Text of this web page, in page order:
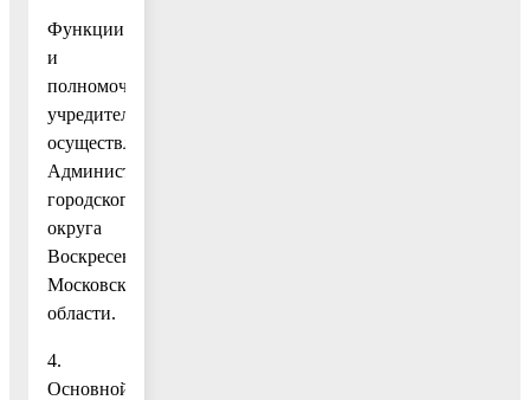
Функции
и
полномочия
учредителя
осуществляет
Администрация
городского
округа
Воскресенск
Московской
области.
4.
Основной